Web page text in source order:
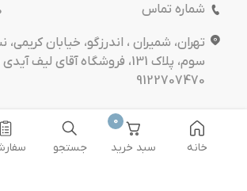
جستجو خانه
0
سبد خرید
شماره تماس
تهران، شمیران ، اندرزگو، خیابان
سوم، پلاک 131، فروشگاه آقای لیف
9122707470
ما را بیشتر بشناسید